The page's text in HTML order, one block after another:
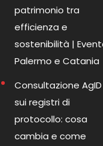
patrimonio tra
efficienza e
sostenibilità |
Palermo e Catania
Consultazione AgID
sui registri di
protocollo: cosa
cambia e come